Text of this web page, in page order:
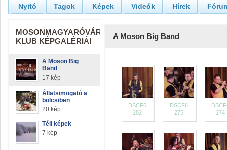
Nyitó Tagok Képek Videók Hírek
MOSONMAGYARÓVÁR
KLUB KÉPGALÉRIÁI
A Moson Big
Band
17 kép
Állatsimogató a
bölcsiben
20 kép
Téli képek
7 kép
A Moson Big Band
DSCF6
282
DSCF6
275
274